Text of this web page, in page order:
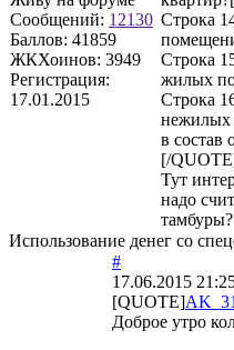
Сообщений: 12130
Баллов: 41859
ЖКХоинов: 3949
Регистрация:
17.01.2015
Строка
Строка
жилых
Строка
в
[/
Тут
надо
тамбуры?
Использование денег со
#
17.06.2015
[QUOTE]AK_31
Доброе утро